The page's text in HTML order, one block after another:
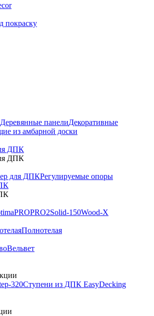
покраску
Деревянные панелиДекоративные
из амбарной доски
ДПК
ДПК
для ДПКРегулируемые опоры
PROPRO2Solid-150Wood-X
Полнотелая
Вельвет
320Ступени из ДПК EasyDecking